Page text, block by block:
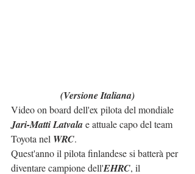
(Versione Italiana)
Video on board dell'ex pilota del mondiale
Jari-Matti Latvala e attuale capo del team
Toyota nel WRC.
Quest'anno il pilota finlandese si batterà per
diventare campione dell'EHRC, il